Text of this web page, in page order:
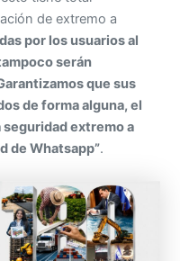
de extremo a
por los usuarios al
serán
que sus
de forma alguna, el
extremo a
de Whatsapp”.